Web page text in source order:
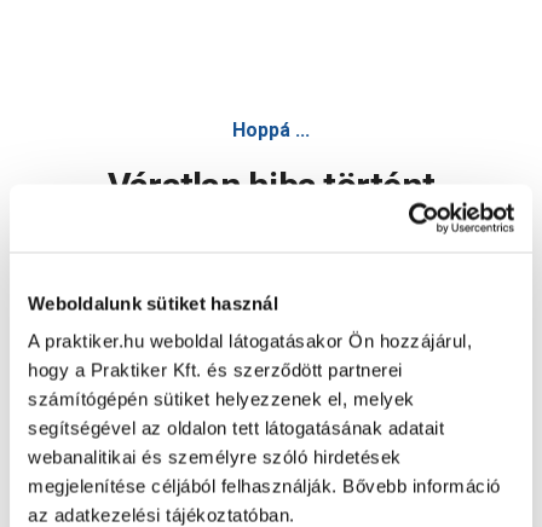
Weboldalunk sütiket használ
A praktiker.hu weboldal látogatásakor Ön hozzájárul,
hogy a Praktiker Kft. és szerződött partnerei
számítógépén sütiket helyezzenek el, melyek
segítségével az oldalon tett látogatásának adatait
webanalitikai és személyre szóló hirdetések
megjelenítése céljából felhasználják. Bővebb információ
az adatkezelési tájékoztatóban.
Hoppá ...
Váratlan hiba történt
Oldal újratöltése